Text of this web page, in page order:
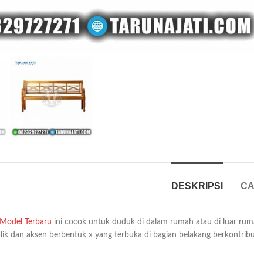
DESKRIPSI
Terbaru ini cocok untuk duduk di dalam rumah atau di luar
dan aksen berbentuk x yang terbuka di bagian belakang